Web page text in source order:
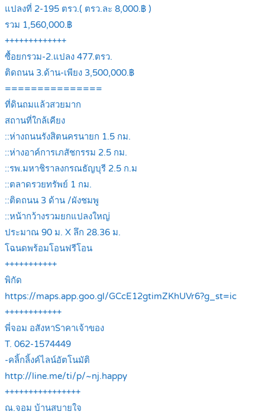
แปลงที่ 2-195 ตรว.( ตรว.ละ 8,000.฿ )
รวม 1,560,000.฿
+++++++++++++
ซื้อยกรวม-2.แปลง 477.ตรว.
ติดถนน 3.ด้าน-เพียง 3,500,000.฿
===============
ที่ดินถมแล้วสวยมาก
สถานที่ใกล้เคียง
::ห่างถนนรังสิตนครนายก 1.5 กม.
::ห่างอาค์การเภสัชกรรม 2.5 กม.
::รพ.มหาชิราลงกรณธัญบุรี 2.5 ก.ม
::ตลาดรวยทรัพย์ 1 กม.
::ติดถนน 3 ด้าน /ผังชมพู
::หน้ากว้างรวมยกแปลงใหญ่
ประมาณ 90 ม. X ลึก 28.36 ม.
โฉนดพร้อมโอนฟรีโอน
+++++++++++
พิกัด
https://maps.app.goo.gl/GCcE12gtimZKhUVr6?g_st=ic
++++++++++++
พี่จอม อสังหาSาคาเจ้าของ
T. 062-1574449
-คลิ้กลิ้งค์ไลน์อัตโนมัติ
http://line.me/ti/p/~nj.happy
++++++++++++++++
ณ.จอม บ้านสบายใจ